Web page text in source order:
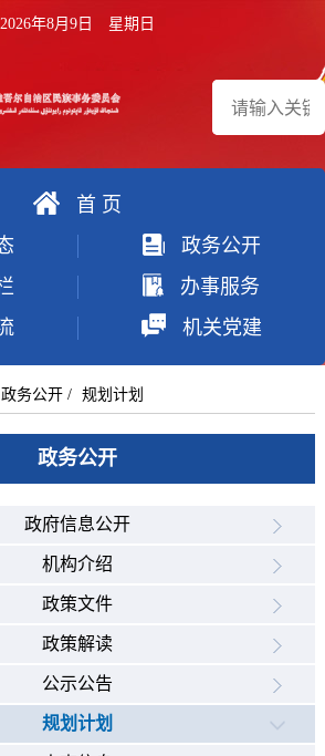
2026年8月9日 星期日
索
首 页
政务公开
办事服务
机关党建
政务公开/ 规划计划
政务公开
政府信息公开
机构介绍
政策文件
政策解读
公示公告
规划计划